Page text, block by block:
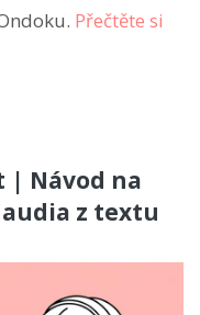
Přečtěte si
| Návod na
z textu